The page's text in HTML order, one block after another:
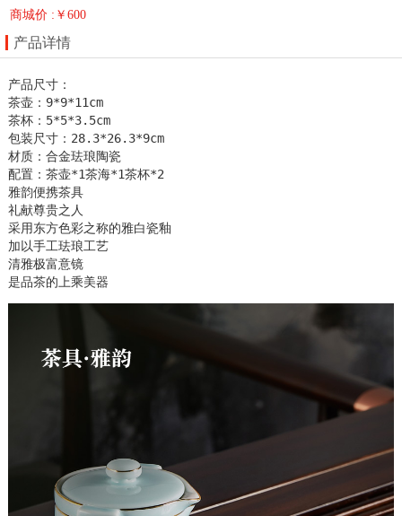
商城价 :￥600
产品详情
产品尺寸：
茶壶：9*9*11cm
茶杯：5*5*3.5cm
包装尺寸：28.3*26.3*9cm
材质：合金珐琅陶瓷
配置：茶壶*1茶海*1茶杯*2
雅韵便携茶具
礼献尊贵之人
采用东方色彩之称的雅白瓷釉
加以手工珐琅工艺
清雅极富意镜
是品茶的上乘美器